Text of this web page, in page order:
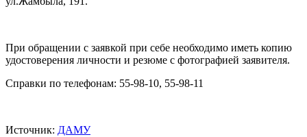
При обращении с заявкой при себе необходимо иметь копию
удостоверения личности и резюме с фотографией заявителя.
Справки по телефонам: 55-98-10, 55-98-11
Источник: ДАМУ